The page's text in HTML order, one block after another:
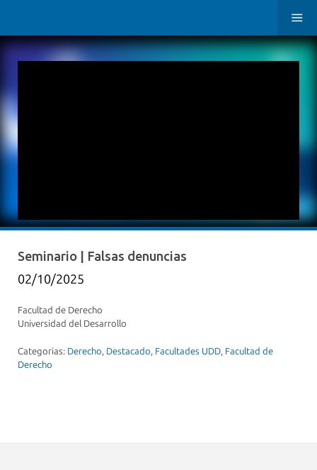
Seminario | Falsas denuncias
02/10/2025
Facultad de Derecho
Universidad del Desarrollo
Categorias: Derecho, Destacado, Facultades UDD, Facultad de
Derecho